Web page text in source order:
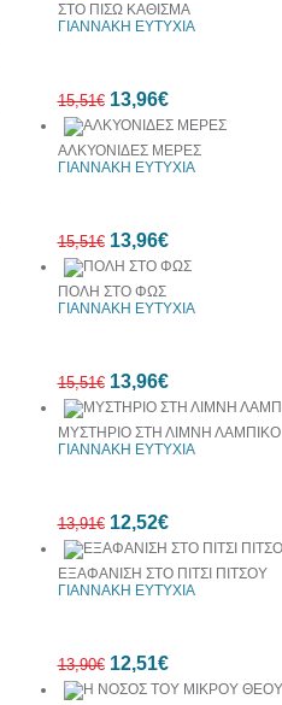
ΣΤΟ ΠΙΣΩ ΚΑΘΙΣΜΑ
ΓΙΑΝΝΑΚΗ ΕΥΤΥΧΙΑ
15,51€ 13,96€
ΑΛΚΥΟΝΙΔΕΣ ΜΕΡΕΣ
ΓΙΑΝΝΑΚΗ ΕΥΤΥΧΙΑ
15,51€ 13,96€
ΠΟΛΗ ΣΤΟ ΦΩΣ
ΓΙΑΝΝΑΚΗ ΕΥΤΥΧΙΑ
15,51€ 13,96€
ΜΥΣΤΗΡΙΟ ΣΤΗ ΛΙΜΝΗ ΛΑΜΠΙΚΟ
ΓΙΑΝΝΑΚΗ ΕΥΤΥΧΙΑ
13,91€ 12,52€
ΕΞΑΦΑΝΙΣΗ ΣΤΟ ΠΙΤΣΙ ΠΙΤΣΟΥ
ΓΙΑΝΝΑΚΗ ΕΥΤΥΧΙΑ
13,90€ 12,51€